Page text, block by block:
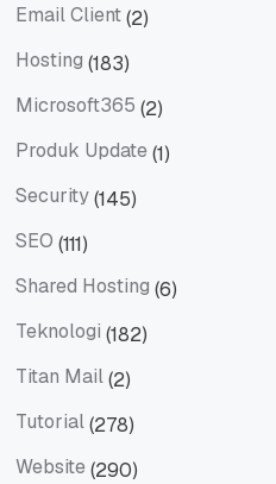
Email Client(2)
Hosting (183)
Microsoft365 (2)
Produk Update (1)
Security(145)
SEO (111)
Shared Hosting (6)
Teknologi (182)
Titan Mail(2)
Tutorial(278)
Website (290)